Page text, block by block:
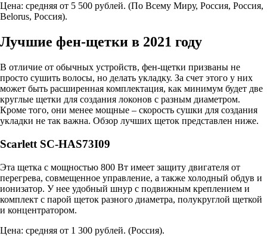
Цена: средняя от 5 500 рублей. (По Всему Миру, Россия, Россия,
Belorus, Россия).
Лучшие фен-щетки в 2021 году
В отличие от обычных устройств, фен-щетки призваны не
просто сушить волосы, но делать укладку. За счет этого у них
может быть расширенная комплектация, как минимум будет две
круглые щетки для создания локонов с разным диаметром.
Кроме того, они менее мощные – скорость сушки для создания
укладки не так важна. Обзор лучших щеток представлен ниже.
Scarlett SC-HAS73I09
Эта щетка с мощностью 800 Вт имеет защиту двигателя от
перегрева, совмещенное управление, а также холодный обдув и
ионизатор. У нее удобный шнур с подвижным креплением и
комплект с парой щеток разного диаметра, полукруглой щеткой
и концентратором.
Цена: средняя от 1 300 рублей. (Россия).